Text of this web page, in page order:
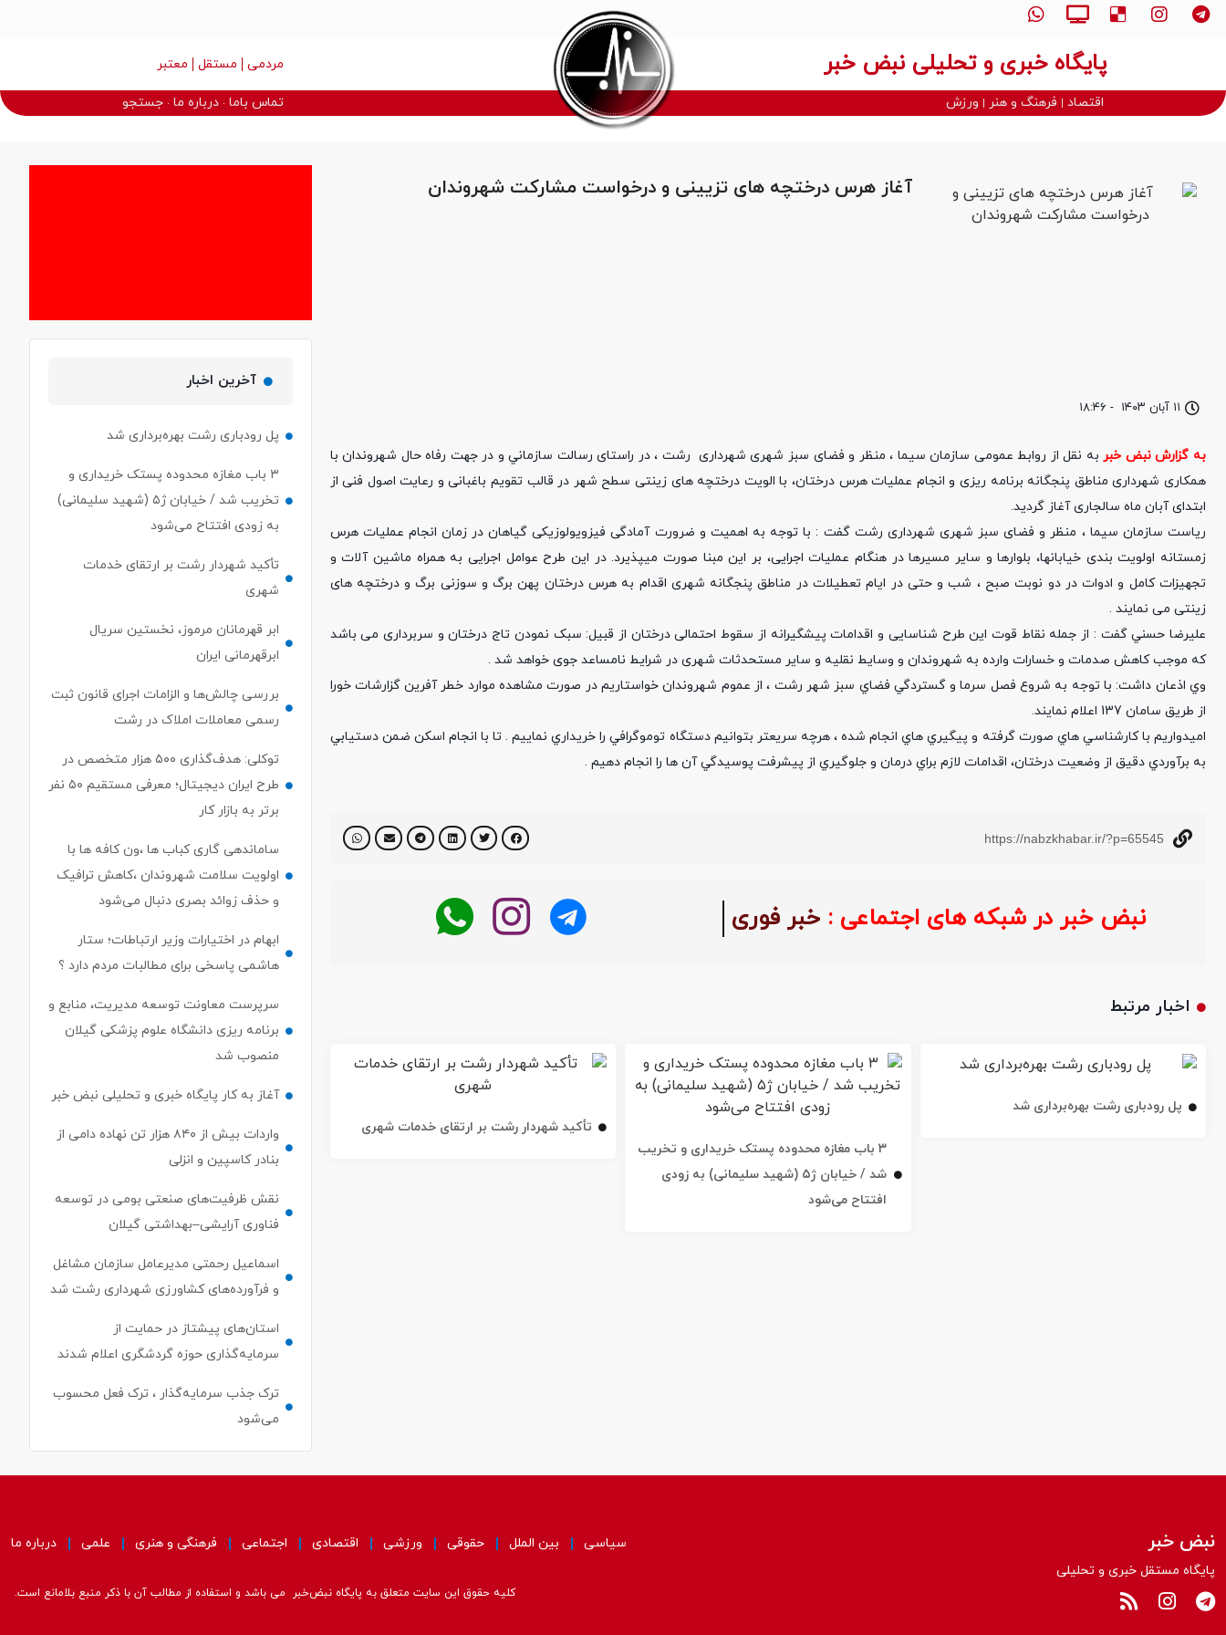
پایگاه خبری و تحلیلی نبض خبر مردمی مستقل معتبر
اقتصاد فرهنگ و هنر ورزش تماس باما درباره ما جستجو
۱۱ آبان ۱۴۰۳ - ۱۸:۴۶
آغاز هرس درختچه های تزيينی و درخواست مشاركت شهروندان
به گزارش نبض خبربه نقل از روابط عمومی سازمان سیما ، منظر و فضای سبز شهری شهرداری رشت ، در راستای رسالت سازماني و در جهت رفاه حال شهروندان با
همکاری شهرداری مناطق پنجگانه برنامه ریزی و انجام عملیات هرس درختان، با الويت درختچه های زینتی سطح شهر در قالب تقویم باغبانی و رعایت اصول فنی از
ابتدای آبان ماه سالجاری آغاز گرديد.
رياست سازمان سیما ، منظر و فضای سبز شهری شهرداری رشت گفت : با توجه به اهمیت و ضرورت آمادگی فیزویولوزیکی گیاهان در زمان انجام عملیات هرس
زمستانه اولویت بندی خیابانها، بلوارها و سایر مسیرها در هنگام عملیات اجرایی، بر این مبنا صورت میپذیرد. در این طرح عوامل اجرایی به همراه ماشین آلات و
تجهیزات کامل و ادوات در دو نوبت صبح ، شب و حتی در ایام تعطیلات در مناطق پنجگانه شهری اقدام به هرس درختان پهن برگ و سوزنی برگ و درختچه های
زینتی می نمایند .
عليرضا حسني گفت :‌ از جمله نقاط قوت این طرح شناسایی و اقدامات پیشگیرانه از سقوط احتمالی درختان از قبیل: سبک نمودن تاج درختان و سربرداری می باشد
که موجب کاهش صدمات و خسارات وارده به شهروندان و وسایط نقلیه و سایر مستحدثات شهری در شرایط نامساعد جوی خواهد شد .
وي اذعان داشت: با توجه به شروع فصل سرما و گستردگي فضاي سبز شهر رشت ،‌ از عموم شهروندان خواستاريم در صورت مشاهده موارد خطر آفرين گزارشات خورا
از طريق سامان 137 اعلام نمايند.
‌اميدواريم با كارشناسي هاي صورت گرفته و پيگيري هاي انجام شده ، هرچه سريعتر بتوانيم دستگاه توموگرافي را خريداري نماييم . تا با انجام اسكن ضمن دستيابي
به برآوردي دقيق از وضعيت درختان، اقدامات لازم براي درمان و جلوگيري از پيشرفت پوسيدگي آن ها را انجام دهيم .
https://nabzkhabar.ir/?p=65545
نبض خبر در شبکه های اجتماعی : خبر فوری
اخبار مرتبط
پل رودباری رشت بهره‌برداری شد
۳ باب مغازه محدوده پستک خریداری و تخریب
شد / خیابان ژ۵ (شهید سلیمانی) به زودی
افتتاح می‌شود
تأکید شهردار رشت بر ارتقای خدمات شهری
آخرین اخبار
پل رودباری رشت بهره‌برداری شد
۳ باب مغازه محدوده پستک خریداری و
تخریب شد / خیابان ژ۵ (شهید سلیمانی)
به زودی افتتاح می‌شود
تأکید شهردار رشت بر ارتقای خدمات
شهری
ابر قهرمانان مرموز، نخستین سریال
ابرقهرمانی ایران
بررسی چالش‌ها و الزامات اجرای قانون ثبت
رسمی معاملات املاک در رشت
توکلی: هدف‌گذاری ۵۰۰ هزار متخصص در
طرح ایران دیجیتال؛ معرفی مستقیم ۵۰ نفر
برتر به بازار کار
ساماندهی گاری کباب ها ،ون کافه ها با
اولویت سلامت شهروندان ،کاهش ترافیک
و حذف زوائد بصری دنبال می‌شود
ابهام در اختیارات وزیر ارتباطات؛ ستار
هاشمی پاسخی برای مطالبات مردم دارد ؟
سرپرست معاونت توسعه مدیریت، منابع و
برنامه ریزی دانشگاه علوم پزشکی گیلان
منصوب شد
آغاز به کار پایگاه خبری و تحلیلی نبض خبر
واردات بیش از ۸۴۰ هزار تن نهاده دامی از
بنادر كاسپین و انزلی
نقش ظرفیت‌های صنعتی بومی در توسعه
فناوری آرایشی–بهداشتی گیلان
اسماعیل رحمتی مدیرعامل سازمان مشاغل
و فرآورده‌های کشاورزی شهرداری رشت شد
استان‌های پیشتاز در حمایت از
سرمایه‌گذاری حوزه گردشگری اعلام شدند
ترک جذب سرمایه‌گذار ، ترک فعل محسوب
می‌شود
نبض خبر
پایگاه مستقل خبری و تحلیلی
سیاسی بین الملل حقوقی ورزشی اقتصادی اجتماعی فرهنگی و هنری علمی درباره ما
کلیه حقوق این سایت متعلق به پایگاه نبض‌خبر می باشد و استفاده از مطالب آن با ذکر منبع بلامانع است.